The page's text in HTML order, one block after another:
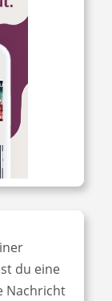
du eine
Nachricht